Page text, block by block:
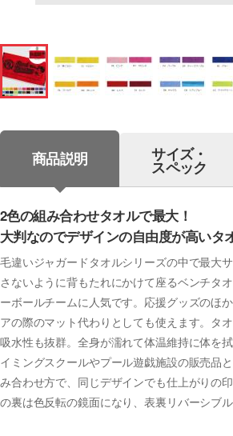
商品説明 サイズ・
スペック
2色の組み合わせタオルで最大！
大判なのでデザインの自由度が高いタ
毛違いジャガードタオルシリーズの中で最大
さないように背もたれにかけて座るベンチタ
ーボールチームに人気です。応援グッズのほ
アの際のマット代わりとしても使えます。タ
吸水性も抜群。全身が濡れて体温維持に体を
イミングスクールやプール遊戯施設の販売品
み合わせ方で、同じデザインでも仕上がりの
の裏は色反転の鏡面になり、表裏リバーシブ